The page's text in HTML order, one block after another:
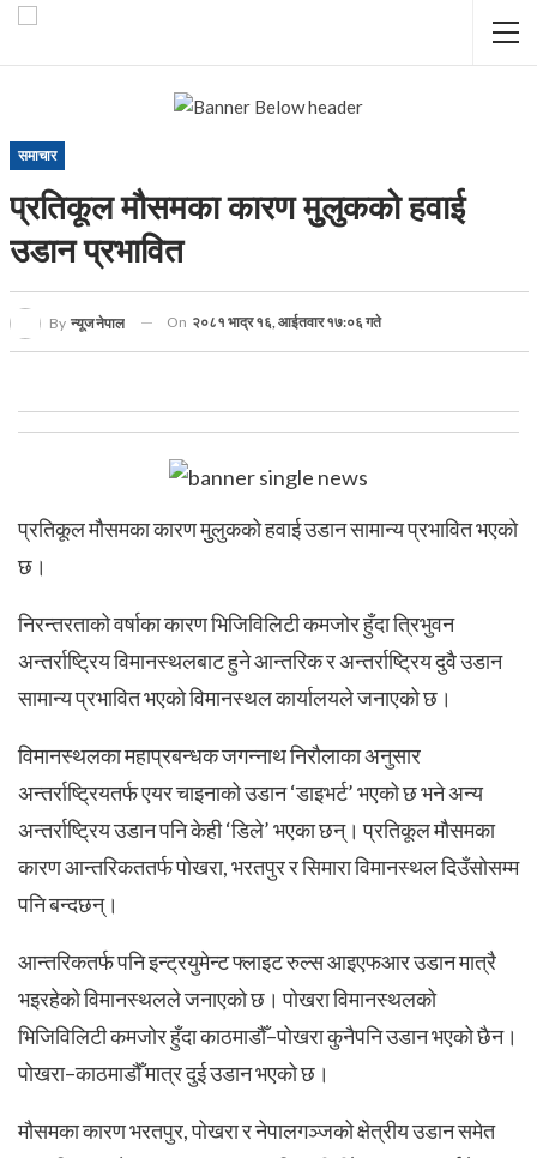
समाचार
प्रतिकूल मौसमका कारण मुुलुकको हवाई
उडान प्रभावित
By न्यूज नेपाल On २०८१ भाद्र १६, आईतवार १७:०६ गते
प्रतिकूल मौसमका कारण मुुलुकको हवाई उडान सामान्य प्रभावित भएको
छ।
निरन्तरताको वर्षाका कारण भिजिविलिटी कमजोर हुँदा त्रिभुवन
अन्तर्राष्ट्रिय विमानस्थलबाट हुने आन्तरिक र अन्तर्राष्ट्रिय दुवै उडान
सामान्य प्रभावित भएको विमानस्थल कार्यालयले जनाएको छ।
विमानस्थलका महाप्रबन्धक जगन्नाथ निरौलाका अनुसार
अन्तर्राष्ट्रियतर्फ एयर चाइनाको उडान ‘डाइभर्ट’ भएको छ भने अन्य
अन्तर्राष्ट्रिय उडान पनि केही ‘डिले’ भएका छन्। प्रतिकूल मौसमका
कारण आन्तरिकततर्फ पोखरा, भरतपुर र सिमारा विमानस्थल दिउँसोसम्म
पनि बन्दछन्।
आन्तरिकतर्फ पनि इन्ट्रयुमेन्ट फ्लाइट रुल्स आइएफआर उडान मात्रै
भइरहेको विमानस्थलले जनाएको छ। पोखरा विमानस्थलको
भिजिविलिटी कमजोर हुँदा काठमाडौँ–पोखरा कुनैपनि उडान भएको छैन।
पोखरा–काठमाडौँ मात्र दुई उडान भएको छ।
मौसमका कारण भरतपुर, पोखरा र नेपालगञ्जको क्षेत्रीय उडान समेत